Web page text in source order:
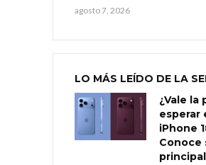
agosto 7, 2026
LO MÁS LEÍDO DE LA
¿Vale la
esperar
iPhone
Conoce